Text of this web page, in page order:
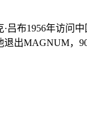
·吕布1956年访问
出MAGNUM，